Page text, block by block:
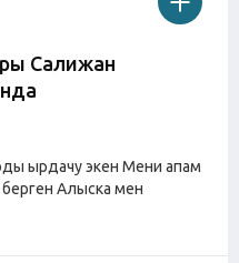
Салижан
ырдачу экен Мени апам
Алыска мен